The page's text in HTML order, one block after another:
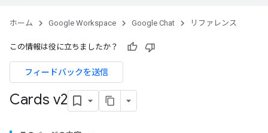
ホーム Google Workspace Google Chat リファレンス
この情報は役に立ちましたか？
フィードバックを送信
Cards v2